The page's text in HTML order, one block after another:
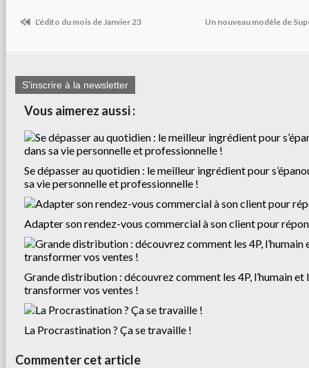
L'édito du mois de Janvier 23 Un nouveau modèle de
S'inscrire à la newsletter
Vous aimerez aussi :
Se dépasser au quotidien : le meilleur ingrédient pour
sa vie personnelle et professionnelle !
Adapter son rendez-vous commercial à son client pour
Grande distribution : découvrez comment les 4P, l’humain
transformer vos ventes !
La Procrastination ? Ça se travaille !
Commenter cet article